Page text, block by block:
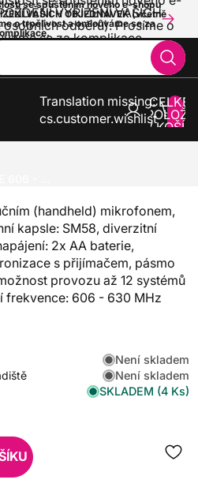
se spuštěním nového e-shopu
VAŠICH OBJEDNÁVEK (včetně
o trpělivost a omlouváme se za
VYŘÍZENÍ VAŠICH
osobních odběrů). Prosíme o
se za komplikace.
Translation missing:
cs.customer.wishlist
V
0
(handheld) mikrofonem,
kapsle: SM58, diverzitní
2x AA baterie,
s přijímačem, pásmo
provozu až 12 systémů
frekvence: 606 - 630 MHz
Není skladem
Není skladem
SKLADEM (4 Ks)